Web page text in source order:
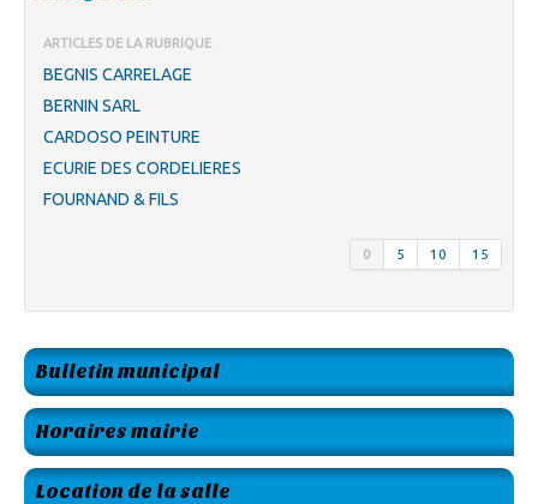
ARTICLES DE LA RUBRIQUE
BEGNIS CARRELAGE
BERNIN SARL
CARDOSO PEINTURE
ECURIE DES CORDELIERES
FOURNAND & FILS
0 5 10 15
Bulletin municipal
Horaires mairie
Location de la salle